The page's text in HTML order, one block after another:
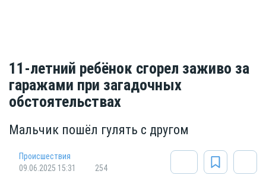
11-летний ребёнок сгорел заживо за
гаражами при загадочных
обстоятельствах
Мальчик пошёл гулять с другом
Происшествия
09.06.2025 15:31
254